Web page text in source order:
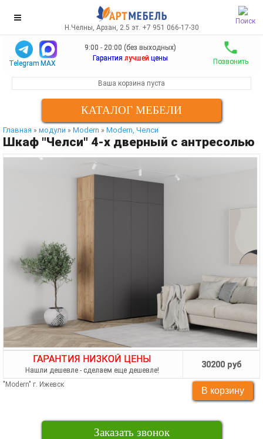
Поиск
Н.Челны, Арзан, 2.5 эт. +7 951 066-17-30
Telegram MAX
9:00 - 20:00 (без выходных)
Гарантия лучшей цены Позвонить
Ваша корзина пуста
КАТАЛОГ МЕБЕЛИ
Главная » модули » Modern » Modern, Челси
Шкаф "Челси" 4-х дверный с антресолью
ГАРАНТИЯ НИЗКОЙ ЦЕНЫ
Нашли дешевле - сделаем еще дешевле!
30200 руб
"Modern" г. Ижевск
Заказать звонок